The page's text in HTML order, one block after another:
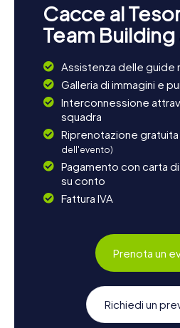
da offrire.Cacce al
Team
Assistenza delle guide
Galleria di immagini e
Interconnessione
squadra
Riprenotazione gratuita
dell'evento)
Pagamento con carta
su conto
Fattura IVA
Prenota un
Richiedi un